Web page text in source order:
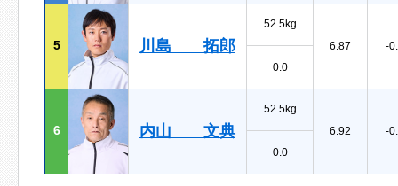
5 川島 拓郎
52.5kg
6.87
-
0.0
6 内山 文典
52.5kg
6.92
-
0.0